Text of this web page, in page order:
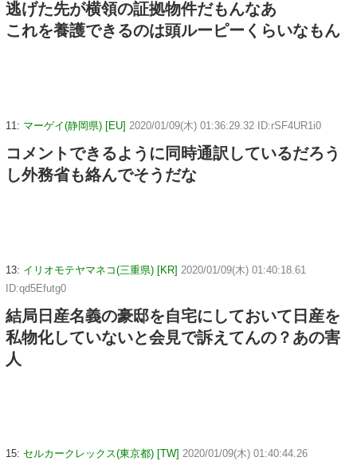
逃げた先が横領の証拠物件だもんなあ
これを養護できるのは頭ルーピーくらいなもん
11: マーゲイ(静岡県) [EU] 2020/01/09(木) 01:36:29.32 ID:rSF4UR1i0
コメントできるように同時通訳しているだろう
し外務省も絡んでそうだな
13: イリオモテヤマネコ(三重県) [KR] 2020/01/09(木) 01:40:18.61
ID:qd5Efutg0
結局日産名義の豪邸を自宅にしておいて日産を
私物化していないと会見で訴えてんの？あの害
人
15: セルカークレックス(東京都) [TW] 2020/01/09(木) 01:40:44.26